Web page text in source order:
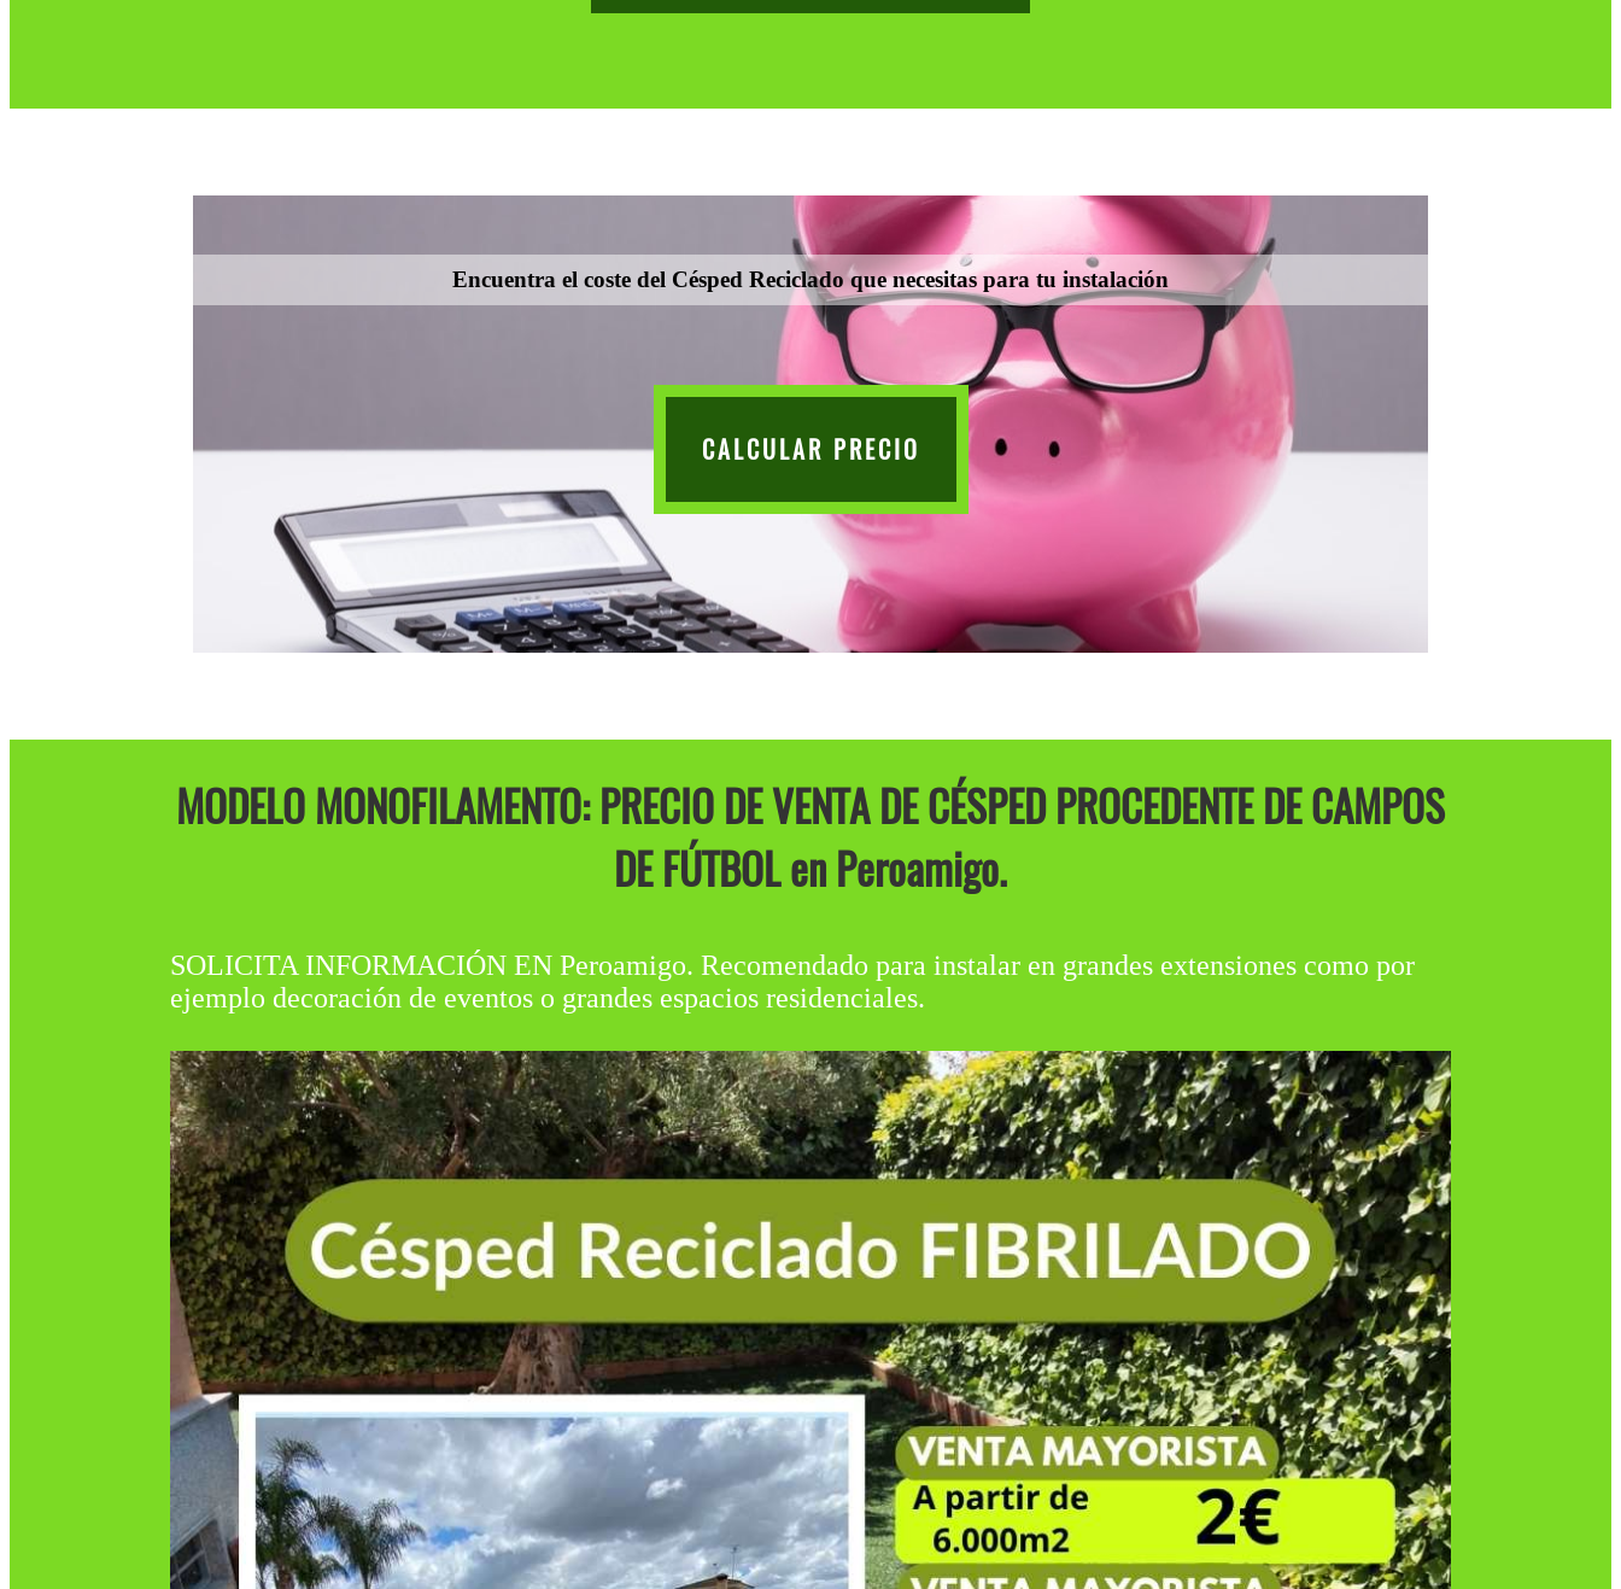
Encuentra el coste del Césped Reciclado que necesitas para tu instalación
CALCULAR PRECIO
MODELO MONOFILAMENTO: PRECIO DE VENTA DE CÉSPED PROCEDENTE DE CAMPOS
DE FÚTBOL en Peroamigo.
SOLICITA INFORMACIÓN EN Peroamigo. Recomendado para instalar en grandes extensiones como por
ejemplo decoración de eventos o grandes espacios residenciales.